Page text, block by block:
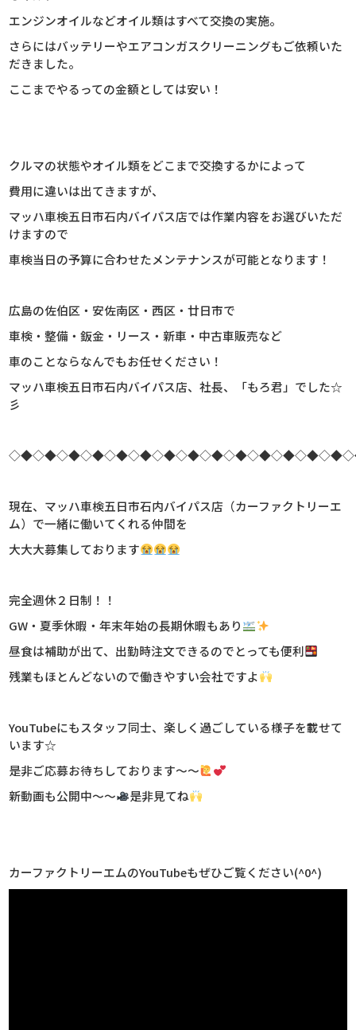
エンジンオイルなどオイル類はすべて交換の実施。
さらにはバッテリーやエアコンガスクリーニングもご依頼いた
だきました。
ここまでやるっての金額としては安い！
クルマの状態やオイル類をどこまで交換するかによって
費用に違いは出てきますが、
マッハ車検五日市石内バイパス店では作業内容をお選びいただ
けますので
車検当日の予算に合わせたメンテナンスが可能となります！
広島の佐伯区・安佐南区・西区・廿日市で
車検・整備・鈑金・リース・新車・中古車販売など
車のことならなんでもお任せください！
マッハ車検五日市石内バイパス店、社長、
「もろ君」でした☆
彡
現在、マッハ車検五日市石内バイパス店（カーファクトリーエ
ム）で一緒に働いてくれる仲間を
大大大募集しております
完全週休２日制！！
GW・夏季休暇・年末年始の長期休暇もあり
昼食は補助が出て、出勤時注文できるのでとっても便利
残業もほとんどないので働きやすい会社ですよ
YouTubeにもスタッフ同士、楽しく過ごしている様子を載せて
います☆
是非ご応募お待ちしております～～
新動画も公開中～～
是非見てね
カーファクトリーエムのYouTubeもぜひご覧ください(^0^)